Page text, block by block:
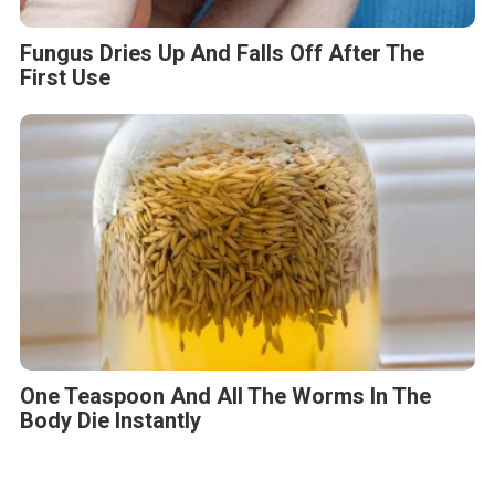
Fungus Dries Up And Falls Off After The
First Use
One Teaspoon And All The Worms In The
Body Die Instantly